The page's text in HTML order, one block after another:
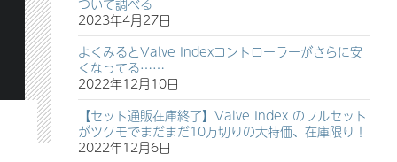
2023年4月27日
よくみるとValve Indexコントローラーがさらに安
くなってる……
2022年12月10日
【セット通販在庫終了】Valve Index のフルセット
がツクモでまだまだ10万切りの大特価、在庫限り！
2022年12月6日